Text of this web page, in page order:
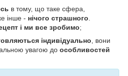
в тому, що таке сфера,
інше - нічого страшного
і ми все зробимо;
індивідуально , вони
увагою до особливостей